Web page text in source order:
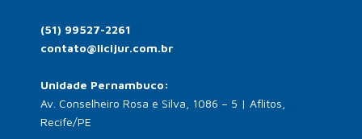
(51) 99527-2261
contato@licijur.com.br
Unidade Pernambuco:
Av. Conselheiro Rosa e Silva, 1086 – 5 | Aflitos,
Recife/PE